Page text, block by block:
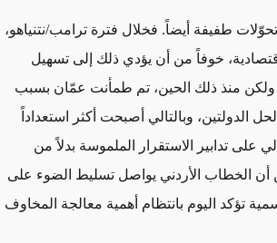
طفيفة أيضاً. فخلال فترة ترامب/نتنياهو،
خوفاً من أن يؤدي ذلك إلى تسهيل
ولكن منذ ذلك الحين، تم طمأنت عمّان بسبب
الدولتين، وبالتالي أصبحت أكثر استعداداً
على تدابير الاستقرار الملموسة بدلاً من
أن الخطاب الأردني يواصل تسليط الضوء على
تؤكد اليوم بانتظام أهمية معالجة المخاوف